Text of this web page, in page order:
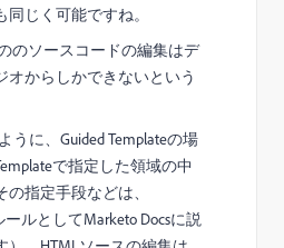
じく可能ですね。
のソースコードの編集はデ
オからしかできないという
うに、Guided Templateの場
で指定した領域の中
の指定手段などは、
ールとしてMarketo Docsに説